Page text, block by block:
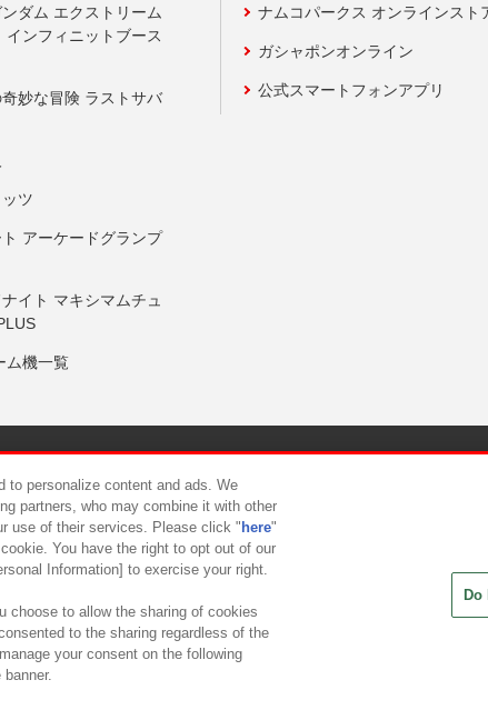
ダム エクストリーム
インフィニットブース
妙な冒険 ラストサバ
ツ
アーケードグランプ
イト マキシマムチュ
ム機一覧
ナムコパークス オンラインスト
ガシャポンオンライン
公式スマートフォンアプリ
て カスタマーハラスメント対応方針
to personalize content and ads. We
partners, who may combine it with other
use of their services. Please click " here"
You have the right to opt out of our
Information] to exercise your right.
choose to allow the sharing of cookies
to the sharing regardless of the
your consent on the following